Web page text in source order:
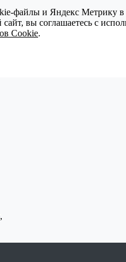
,
файлы и Яндекс Метрику в
вы соглашаетесь с
Cookie.